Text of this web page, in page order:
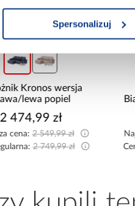
Spersonalizuj
Kronos wersja
lewa popiel
zł
2 549,99 zł
2 749,99 zł
Cena